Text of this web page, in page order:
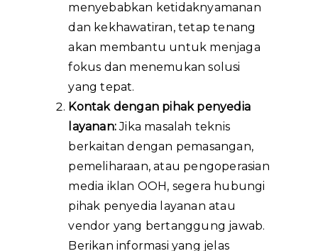
menyebabkan ketidaknyamanan
dan kekhawatiran, tetap tenang
akan membantu untuk menjaga
fokus dan menemukan solusi
yang tepat.
Kontak dengan pihak penyedia
layanan:Jika masalah teknis
berkaitan dengan pemasangan,
pemeliharaan, atau pengoperasian
media iklan OOH, segera hubungi
pihak penyedia layanan atau
vendor yang bertanggung jawab.
Berikan informasi yang jelas